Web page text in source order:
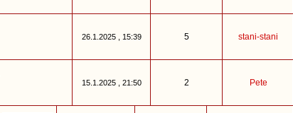
26.1.2025 , 15:39 5 stani-stani
15.1.2025 , 21:50 2 Pete